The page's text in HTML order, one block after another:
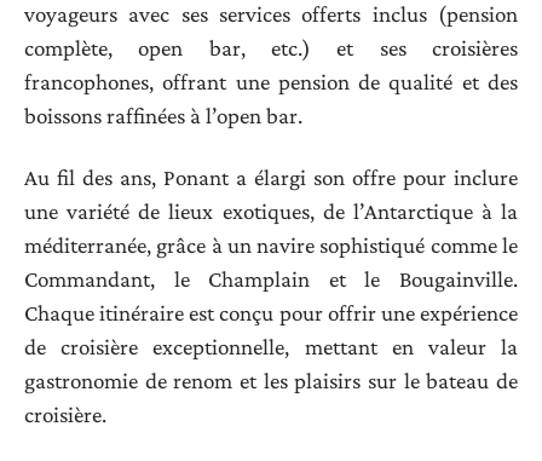
voyageurs avec ses services offerts inclus (pension
complète, open bar, etc.) et ses croisières
francophones, offrant une pension de qualité et des
boissons raffinées à l’open bar.
Au fil des ans, Ponant a élargi son offre pour inclure
une variété de lieux exotiques, de l’Antarctique à la
méditerranée, grâce à un navire sophistiqué comme le
Commandant, le Champlain et le Bougainville.
Chaque itinéraire est conçu pour offrir une expérience
de croisière exceptionnelle, mettant en valeur la
gastronomie de renom et les plaisirs sur le bateau de
croisière.